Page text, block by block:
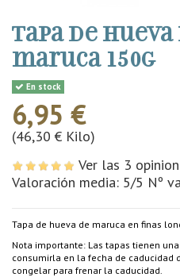
Tapa de hueva
maruca 150g
En stock
6,95 €
(46,30 € Kilo)
Ver las 3
Valoración media: 5/5 Nº
Tapa de hueva de maruca en finas
Nota importante: Las tapas tienen
consumirla en la fecha de caducidad
congelar para frenar la caducidad.